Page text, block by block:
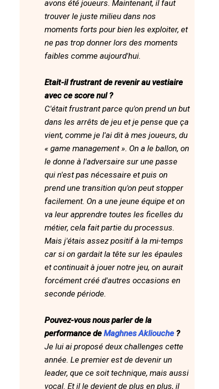
avons été joueurs. Maintenant, il faut
trouver le juste milieu dans nos
moments forts pour bien les exploiter, et
ne pas trop donner lors des moments
faibles comme aujourd'hui.
Etait-il frustrant de revenir au vestiaire
avec ce score nul ?
C'était frustrant parce qu'on prend un but
dans les arrêts de jeu et je pense que ça
vient, comme je l'ai dit à mes joueurs, du
« game management ». On a le ballon, on
le donne à l'adversaire sur une passe
qui n'est pas nécessaire et puis on
prend une transition qu'on peut stopper
facilement. On a une jeune équipe et on
va leur apprendre toutes les ficelles du
métier, cela fait partie du processus.
Mais j'étais assez positif à la mi-temps
car si on gardait la tête sur les épaules
et continuait à jouer notre jeu, on aurait
forcément créé d'autres occasions en
seconde période.
Pouvez-vous nous parler de la
performance de Maghnes Akliouche ?
Je lui ai proposé deux challenges cette
année. Le premier est de devenir un
leader, que ce soit technique, mais aussi
vocal. Et il le devient de plus en plus, il